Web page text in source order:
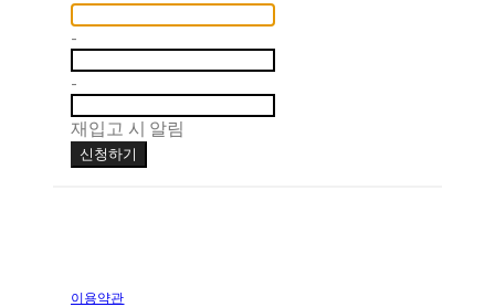
-
-
재입고 시 알림
신청하기
이용약관